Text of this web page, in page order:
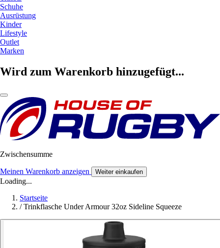
Schuhe
Ausrüstung
Kinder
Lifestyle
Outlet
Marken
Wird zum Warenkorb hinzugefügt...
Zwischensumme
Meinen Warenkorb anzeigen Weiter einkaufen
Loading...
Startseite
/ Trinkflasche Under Armour 32oz Sideline Squeeze